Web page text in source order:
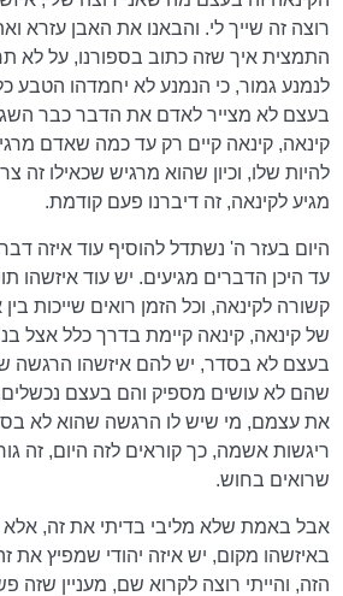
רוצה זה שייך לי. והבאנו את האבן עזרא
התמצית איך שזה כתוב בספורנו, על לא
לנמנע גמור, כי הנמנע לא יחמדהו הטבע
בעצם לא מצייר לאדם את הדבר כבר
קינאה, קינאה קיים רק עד כמה שאדם
להיות שלו, וכיון שהוא מרגיש שכאילו זה
מגיע לקינאה, זה דיברנו פעם קודמת.
היום בעזר ה' נשתדל להוסיף עוד איזה
עד היכן הדברים מגיעים. יש עוד איזשהו
קשורה לקינאה, וכל הזמן רואים שייכות
של קינאה, קינאה קיימת בדרך כלל אצל
בעצם לא בסדר, יש להם איזשהו
שהם לא עושים מספיק והם בעצם
את עצמם, מי שיש לו הרגשה שהוא לא
ריגשות אשמה, כך קוראים לזה היום, זה
שרואים בחוש.
אבל באמת שלא מליבי בדיתי את זה, אלא
באיזשהו מקום, יש איזה יהודי שמפיץ את
הזה, והייתי רוצה לקרוא שם, מעניין שזה